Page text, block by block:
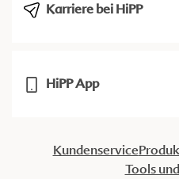
Karriere bei HiPP
HiPP App
Kundenservice
Tools